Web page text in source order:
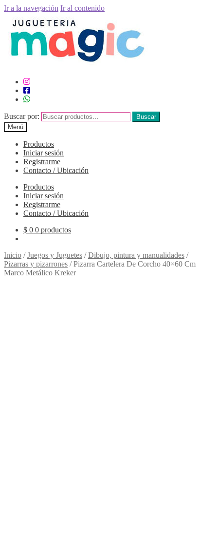
Ir a la navegación Ir al contenido
Buscar por:
Buscar
Menú
Productos
Iniciar sesión
Registrarme
Contacto / Ubicación
Productos
Iniciar sesión
Registrarme
Contacto / Ubicación
$ 0 0 productos
Inicio /Juegos y Juguetes /Dibujo, pintura y manualidades /
Pizarras y pizarrones /Pizarra Cartelera De Corcho 40×60 Cm
Marco Metálico Kreker